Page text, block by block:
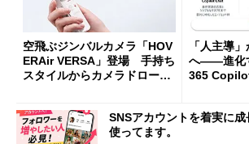
空飛ぶジンバルカメラ「HOV
ERAir VERSA」登場 手持ち
スタイルからカメラドローン
「人主導
へ――進化
365
SNSアカウントを着実に
使ってます。